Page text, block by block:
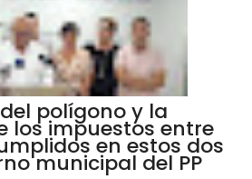
polígono y la
los impuestos entre
en estos dos
municipal del PP